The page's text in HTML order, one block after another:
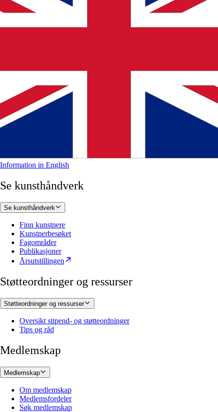
Information in English
Se kunsthåndverk
Se kunsthåndverk
Finn kunstnere
Kunstnerbesøket
Fagområder
Publikasjoner
Årsutstillingen
Støtteordninger og ressurser
Støtteordninger og ressurser
Oversikt stipend- og støtteordninger
Tips og råd
Medlemskap
Medlemskap
Om medlemskap
Medlemsfordeler
Søk medlemskap